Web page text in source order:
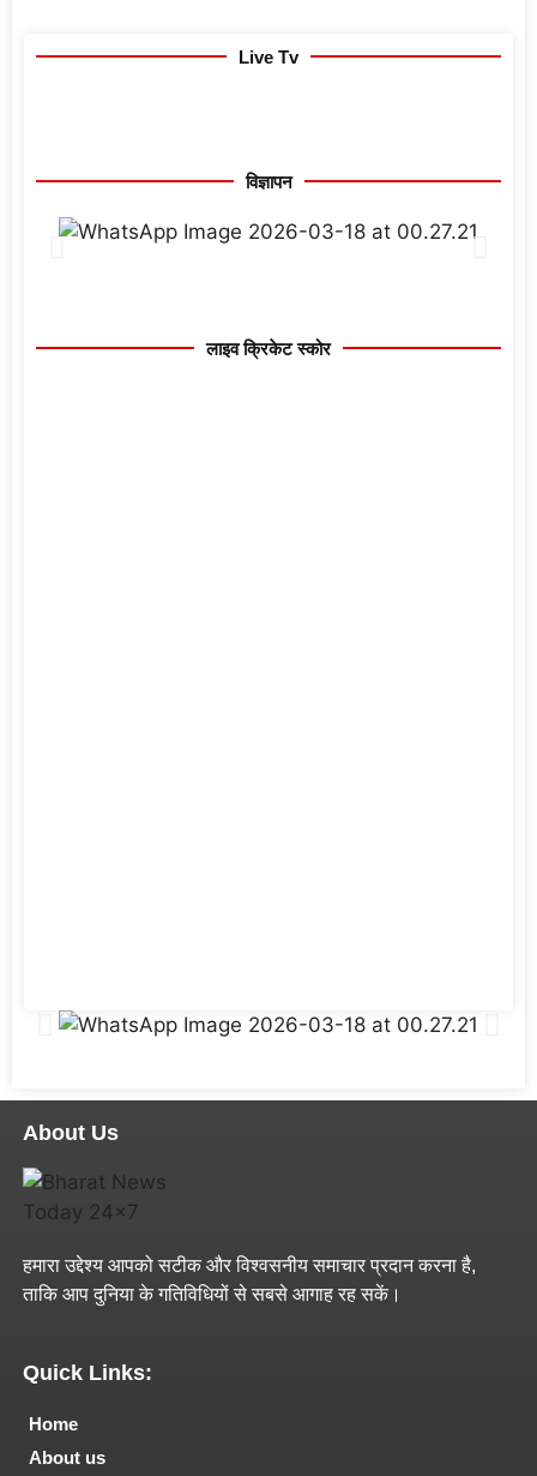
Live Tv
विज्ञापन
लाइव क्रिकेट स्कोर
About Us
हमारा उद्देश्य आपको सटीक और विश्वसनीय समाचार प्रदान करना है,
ताकि आप दुनिया के गतिविधियों से सबसे आगाह रह सकें।
Quick Links:
Home
About us